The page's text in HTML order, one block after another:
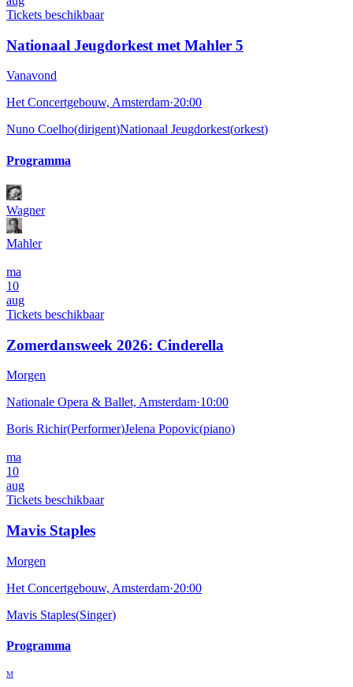
Tickets beschikbaar
Nationaal Jeugdorkest met Mahler 5
Vanavond
Het Concertgebouw, Amsterdam·20:00
Nuno Coelho(dirigent)Nationaal Jeugdorkest(orkest)
Programma
Wagner
Mahler
ma
10
aug
Tickets beschikbaar
Zomerdansweek 2026: Cinderella
Morgen
Nationale Opera & Ballet, Amsterdam·10:00
Boris Richir(Performer)Jelena Popovic(piano)
ma
10
aug
Tickets beschikbaar
Mavis Staples
Morgen
Het Concertgebouw, Amsterdam·20:00
Mavis Staples(Singer)
Programma
M